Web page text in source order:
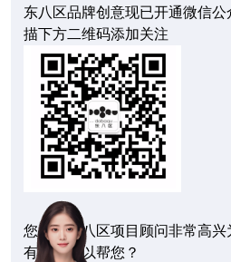
东八区品牌创意现已开通微信
描下方二维码添加关注
您好，东八区项目顾问非常高兴
有什么可以帮您？